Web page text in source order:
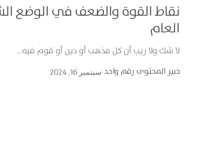
نقاط القوة والضعف في الوضع
العام
لا شك ولا ريب أن كل مذهب أو دين أو قوم فيه…
خبير المحتوى رقم واحد سبتمبر 16, 2024